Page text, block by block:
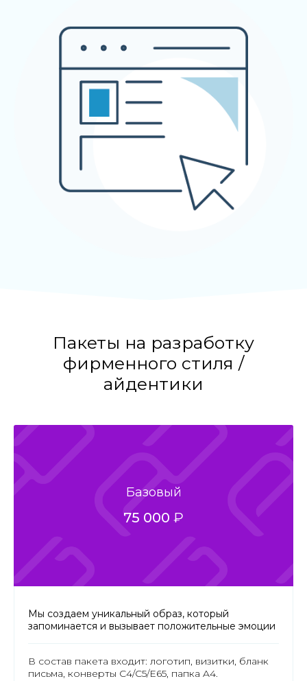
Пакеты на разработку
фирменного стиля /
айдентики
Базовый
75 000 ₽
Мы создаем уникальный образ, который
запоминается и вызывает положительные эмоции
В состав пакета входит: логотип, визитки, бланк
письма, конверты C4/C5/E65, папка A4.